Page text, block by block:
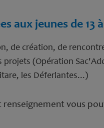
aux jeunes de 13 à
de création, de
(Opération
les Déferlantes...)
vous